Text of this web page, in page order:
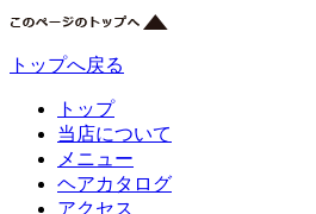
トップへ戻る
トップ
当店について
メニュー
ヘアカタログ
アクセス